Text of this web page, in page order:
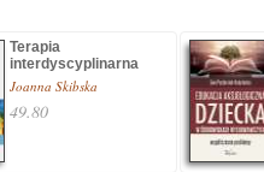
Terapia
interdyscyplinarna
Joanna Skibska
49.80